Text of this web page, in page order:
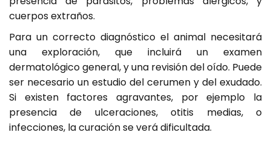
cuerpos extraños.
Para un correcto diagnóstico el animal necesitará
una exploración, que incluirá un examen
dermatológico general, y una revisión del oído. Puede
ser necesario un estudio del cerumen y del exudado.
Si existen factores agravantes, por ejemplo la
presencia de ulceraciones, otitis medias, o
infecciones, la curación se verá dificultada.